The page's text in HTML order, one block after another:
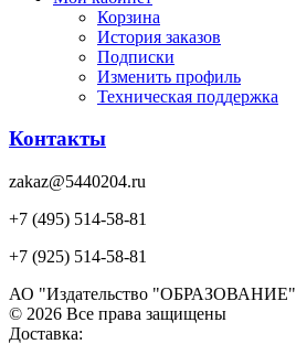
Корзина
История заказов
Подписки
Изменить профиль
Техническая поддержка
Контакты
zakaz@5440204.ru
+7 (495) 514-58-81
+7 (925) 514-58-81
АО "Издательство "ОБРАЗОВАНИЕ"
© 2026 Все права защищены
Доставка: